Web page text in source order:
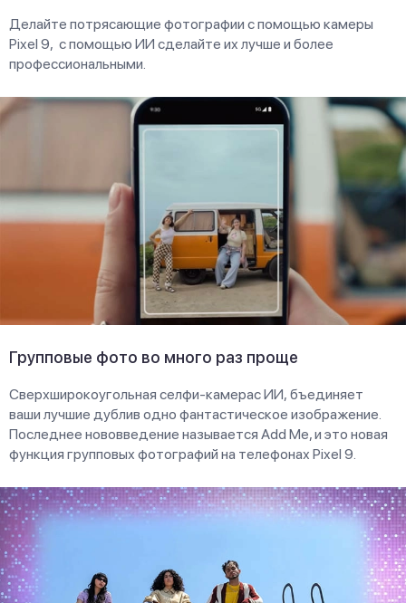
Делайте потрясающие фотографии с помощью камеры
Pixel 9, с помощью ИИ сделайте их лучше и более
профессиональными.
Групповые фото во много раз проще
Сверхширокоугольная селфи-камерас ИИ, бъединяет
ваши лучшие дублив одно фантастическое изображение.
Последнее нововведение называется Add Me, и это новая
функция групповых фотографий на телефонах Pixel 9.